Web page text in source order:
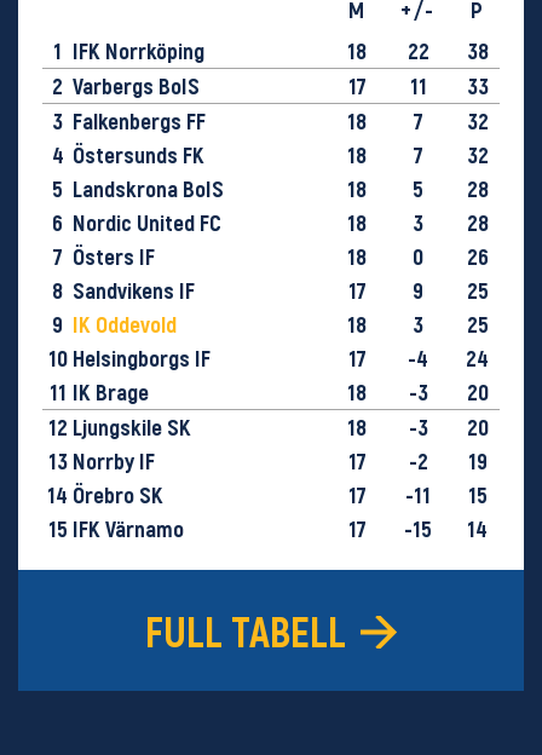
M +/-
P
1 IFK Norrköping 18 22
38
2 Varbergs BoIS 17 11
33
3 Falkenbergs FF 18 7
32
4 Östersunds FK 18 7
32
5 Landskrona BoIS 18 5
28
6 Nordic United FC 18 3
28
7 Östers IF 18 0
26
8 Sandvikens IF 17 9
25
9 IK Oddevold 18 3
25
10 Helsingborgs IF 17 -4
24
11 IK Brage 18 -3
20
12 Ljungskile SK 18 -3
20
13 Norrby IF 17 -2
19
14 Örebro SK 17 -11
15
15 IFK Värnamo 17 -15
14
FULL TABELL